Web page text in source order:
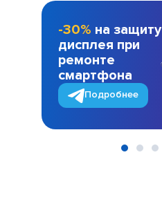
-30% на защиту
дисплея при
ремонте
смартфона
Подробнее